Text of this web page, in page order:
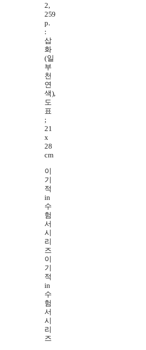
2,
259
p.
:
삽
화
(일
부
천
연
색),
도
표
;
21
x
28
cm
이
기
적
in
수
험
서
시
리
즈
이
기
적
in
수
험
서
시
리
즈